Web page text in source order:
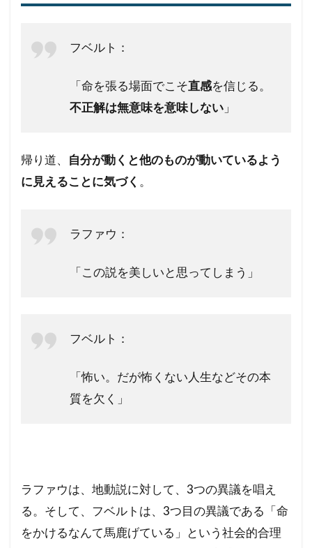
フベルト：
「命を張る場面でこそ直感を信じる。
不正解は無意味を意味しない 」
帰り道、
自分が動くと他のものが動いているよう
に見えることに気づく 。
ラファウ：
「この説を美しいと思ってしまう」
フベルト：
「怖い。だが怖くない人生などその本
質を欠く」
ラファウは、地動説に対して、3つの異議を唱え
る。そして、フベルトは、3つ目の異議である「命
をかけるなんて馬鹿げている」という社会的合理